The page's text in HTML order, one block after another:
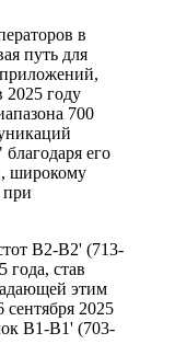
в
путь для
2025 году
700
его
широкому
при
B2-B2' (713-
года, став
этим
сентября 2025
B1-B1' (703-